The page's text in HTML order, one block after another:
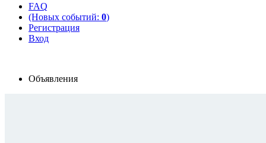
FAQ
(Новых событий: 0)
Регистрация
Вход
Объявления